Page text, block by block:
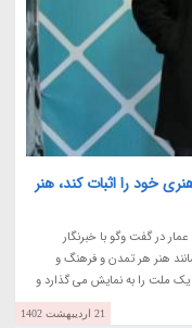
خود را اثبات کند، هنر
در گفت وگو با خبرنگار
هنر ایران همانند هنر هر تمدن و فرهنگ و
ملت را به نمایش می گذارد و
21 اردیبهشت 1402